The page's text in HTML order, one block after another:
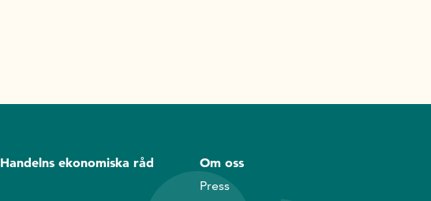
Handelns ekonomiska råd Om oss
Press